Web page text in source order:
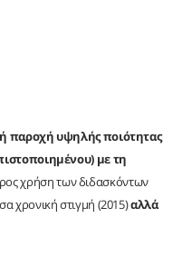
παροχή υψηλής ποιότητας
με τη
χρήση των διδασκόντων
χρονική στιγμή (2015)αλλά